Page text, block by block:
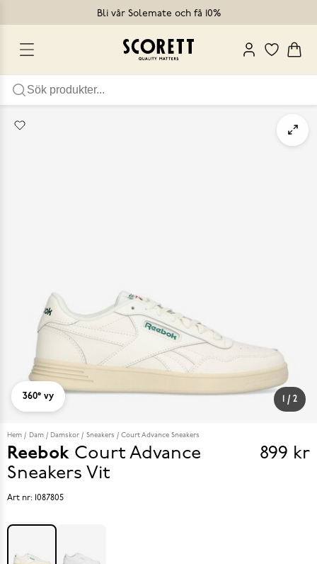
Bli vår Solemate och få 10%
/ 2
360° vy
Hem Dam Damskor Sneakers Court Advance Sneakers
Reebok Court Advance
Sneakers Vit
Pris
899 kr
Art nr: 1087805